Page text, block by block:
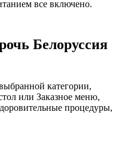
все включено.
Белоруссия
категории,
или Заказное меню,
процедуры,